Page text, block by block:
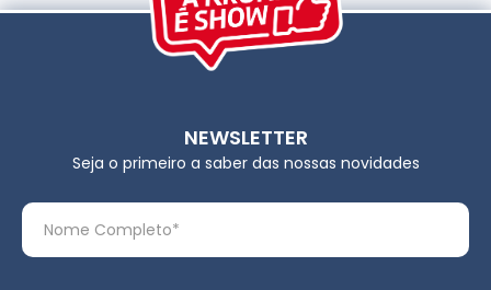
NEWSLETTER
Seja o primeiro a saber das nossas novidades